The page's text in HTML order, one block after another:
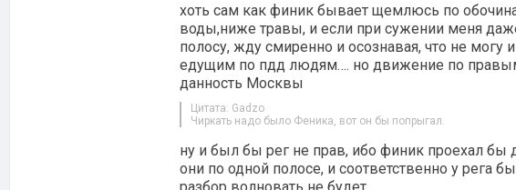
хоть сам как финик бывает щемлюсь по
воды,ниже травы, и если при сужении меня
полосу, жду смиренно и осознавая, что не могу
едущим по пдд людям…. но движение по
данность Москвы
Цитата: Gadzo
Чиркать надо было Феника, вот он бы попрыгал.
ну и был бы рег не прав, ибо финик проехал
они по одной полосе, и соответственно у рега
разбор волновать не будет